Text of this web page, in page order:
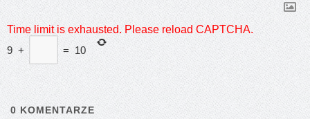
Time limit is exhausted. Please reload CAPTCHA.
9 + = 10
0 KOMENTARZE